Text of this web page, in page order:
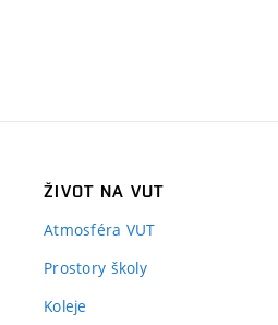
ŽIVOT NA VUT
Atmosféra VUT
Prostory školy
Koleje